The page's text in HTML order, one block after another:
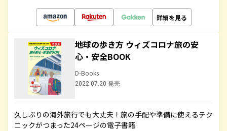
詳細を見る
地球の歩き方 ウィズコロナ旅の安
心・安全BOOK
D-Books
2022.07.20 発売
久しぶりの海外旅行でも大丈夫！旅の手配や準備に使えるテク
ニックがつまった24ページの電子書籍